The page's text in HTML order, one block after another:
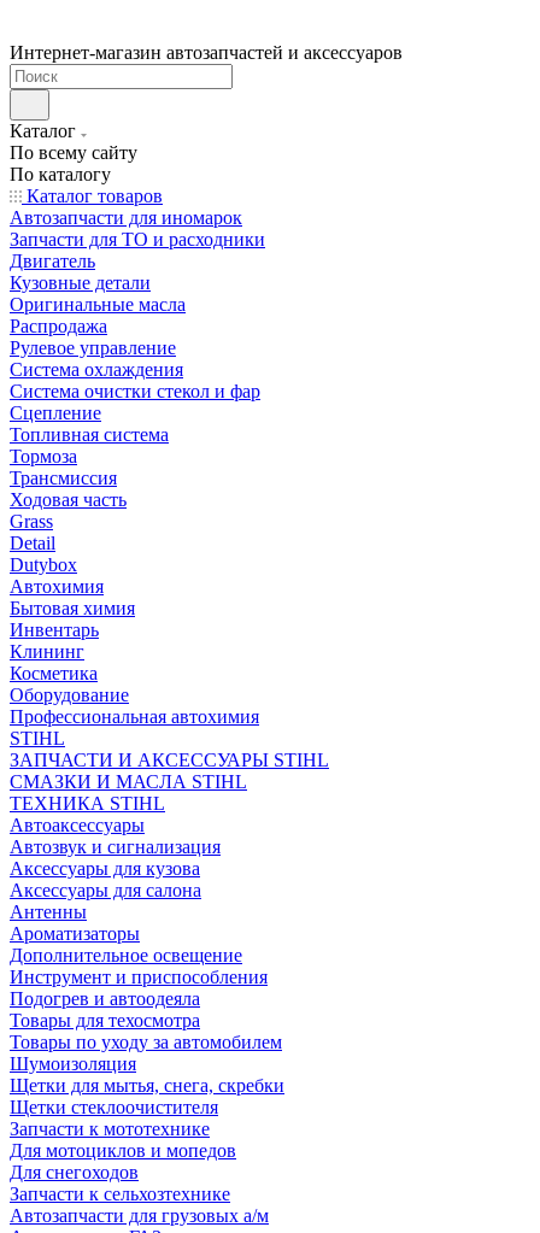
Интернет-магазин автозапчастей и аксессуаров
Каталог
По всему сайту
По каталогу
Каталог товаров
Автозапчасти для иномарок
Запчасти для ТО и расходники
Двигатель
Кузовные детали
Оригинальные масла
Распродажа
Рулевое управление
Система охлаждения
Система очистки стекол и фар
Сцепление
Топливная система
Тормоза
Трансмиссия
Ходовая часть
Grass
Detail
Dutybox
Автохимия
Бытовая химия
Инвентарь
Клининг
Косметика
Оборудование
Профессиональная автохимия
STIHL
ЗАПЧАСТИ И АКСЕССУАРЫ STIHL
СМАЗКИ И МАСЛА STIHL
ТЕХНИКА STIHL
Автоаксессуары
Автозвук и сигнализация
Аксессуары для кузова
Аксессуары для салона
Антенны
Ароматизаторы
Дополнительное освещение
Инструмент и приспособления
Подогрев и автоодеяла
Товары для техосмотра
Товары по уходу за автомобилем
Шумоизоляция
Щетки для мытья, снега, скребки
Щетки стеклоочистителя
Запчасти к мототехнике
Для мотоциклов и мопедов
Для снегоходов
Запчасти к сельхозтехнике
Автозапчасти для грузовых а/м